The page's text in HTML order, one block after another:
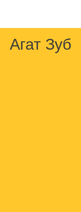
содержимому
Агат Зуб